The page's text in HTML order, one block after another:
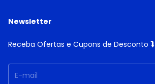
Newsletter
Receba Ofertas e Cupons de Desconto ⮯